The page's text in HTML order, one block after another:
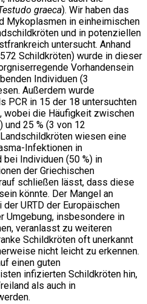
graeca). Wir haben das
Mykoplasmen in einheimischen
und in potenziellen
untersucht. Anhand
Schildkröten) wurde in dieser
Vorhandensein
Individuen (3
Außerdem wurde
PCR in 15 der 18 untersuchten
wobei die Häufigkeit zwischen
und 25 % (3 von 12
wiesen eine
Infektionen in
bei Individuen (50 %) in
der Griechischen
schließen lässt, dass diese
könnte. Der Mangel an
URTD der Europäischen
Umgebung, insbesondere in
veranlasst zu weiteren
Schildkröten oft unerkannt
nicht leicht zu erkennen.
einen guten
infizierten Schildkröten hin,
als auch in